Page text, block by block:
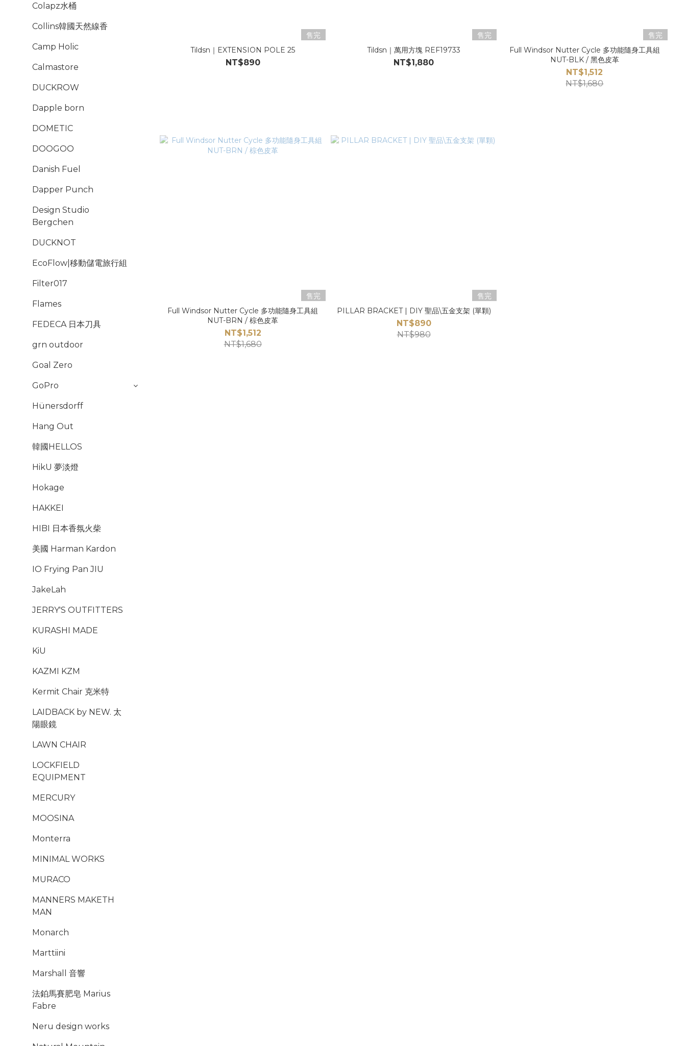
Colapz水桶
Collins韓國天然線香
Camp Holic
Calmastore
DUCKROW
Dapple born
DOMETIC
DOOGOO
Danish Fuel
Dapper Punch
Design Studio
Bergchen
DUCKNOT
EcoFlow|移動儲電旅行組
Filter017
Flames
FEDECA 日本刀具
grn outdoor
Goal Zero
GoPro
Hünersdorff
Hang Out
韓國HELLOS
HikU 夢淡燈
Hokage
HAKKEI
HIBI 日本香氛火柴
美國 Harman Kardon
IO Frying Pan JIU
JakeLah
JERRY'S OUTFITTERS
KURASHI MADE
KiU
KAZMI KZM
Kermit Chair 克米特
LAIDBACK by NEW. 太
陽眼鏡
LAWN CHAIR
LOCKFIELD
EQUIPMENT
MERCURY
MOOSINA
Monterra
MINIMAL WORKS
MURACO
MANNERS MAKETH
MAN
Monarch
Marttiini
Marshall 音響
法鉑馬賽肥皂 Marius
Fabre
Neru design works
售完
Tildsn｜EXTENSION POLE 25
NT$890
售完
Tildsn｜萬用方塊 REF19733
NT$1,880
售完
Full Windsor Nutter Cycle 多功能隨身工具組
NUT-BLK / 黑色皮革
NT$1,512
NT$1,680
售完
Full Windsor Nutter Cycle 多功能隨身工具組
NUT-BRN / 棕色皮革
NT$1,512
NT$1,680
售完
PILLAR BRACKET | DIY 聖品\五金支架 (單顆)
NT$890
NT$980